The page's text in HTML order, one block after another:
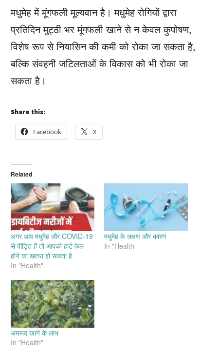
मधुमेह में मूंगफली मूल्यवान है। मधुमेह रोगियों द्वारा
प्रतिदिन मुट्ठी भर मूंगफली खाने से न केवल कुपोषण,
विशेष रूप से नियासिन की कमी को रोका जा सकता है,
बल्कि संवहनी जटिलताओं के विकास को भी रोका जा
सकता है।
Share this:
Facebook X
Related
अगर आप मधुमेह और COVID-19
से पीड़ित हैं तो आपको हार्ट फेल
होने का खतरा हो सकता है
In "Health"
मधुमेह के लक्षण और कारण
In "Health"
अमरूद खाने के लाभ
In "Health"